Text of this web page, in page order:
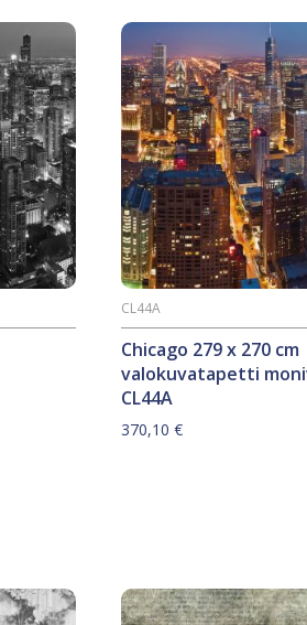
Chicago 279 x 270 cm
valokuvatapetti
CL44A
CL44A
370,10€